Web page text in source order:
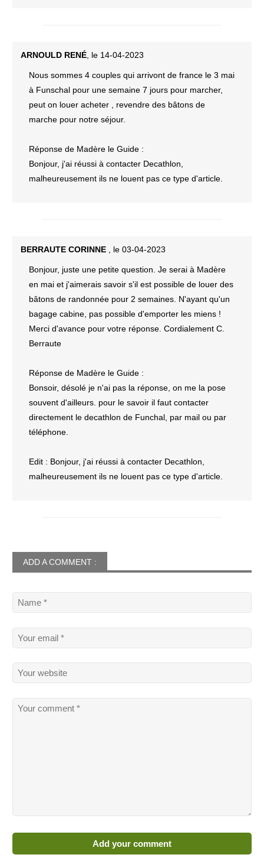
ARNOULD RENÉ, le 14-04-2023
Nous sommes 4 couples qui arrivont de france le 3 mai
à Funschal pour une semaine 7 jours pour marcher,
peut on louer acheter , revendre des bâtons de
marche pour notre séjour.
Réponse de Madère le Guide :
Bonjour, j'ai réussi à contacter Decathlon,
malheureusement ils ne louent pas ce type d'article.
BERRAUTE CORINNE , le 03-04-2023
Bonjour, juste une petite question. Je serai à Madère
en mai et j'aimerais savoir s'il est possible de louer des
bâtons de randonnée pour 2 semaines. N'ayant qu'un
bagage cabine, pas possible d'emporter les miens !
Merci d'avance pour votre réponse. Cordialement C.
Berraute
Réponse de Madère le Guide :
Bonsoir, désolé je n'ai pas la réponse, on me la pose
souvent d'ailleurs. pour le savoir il faut contacter
directement le decathlon de Funchal, par mail ou par
téléphone.
Edit : Bonjour, j'ai réussi à contacter Decathlon,
malheureusement ils ne louent pas ce type d'article.
ADD A COMMENT :